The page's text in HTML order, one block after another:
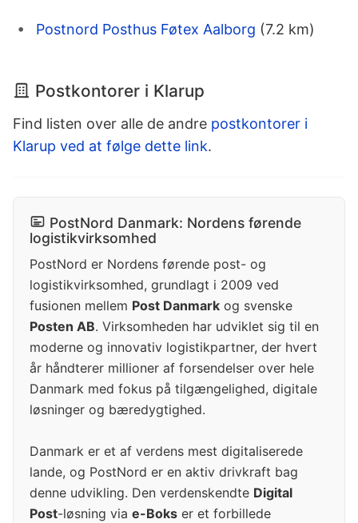
Postnord Posthus Føtex Aalborg (7.2 km)
Postkontorer i Klarup
Find listen over alle de andre postkontorer i
Klarup ved at følge dette link.
PostNord Danmark: Nordens førende
logistikvirksomhed
PostNord er Nordens førende post- og
logistikvirksomhed, grundlagt i 2009 ved
fusionen mellem Post Danmark og svenske
Posten AB. Virksomheden har udviklet sig til en
moderne og innovativ logistikpartner, der hvert
år håndterer millioner af forsendelser over hele
Danmark med fokus på tilgængelighed, digitale
løsninger og bæredygtighed.
Danmark er et af verdens mest digitaliserede
lande, og PostNord er en aktiv drivkraft bag
denne udvikling. Den verdenskendte Digital
Post-løsning via e-Boks er et forbillede